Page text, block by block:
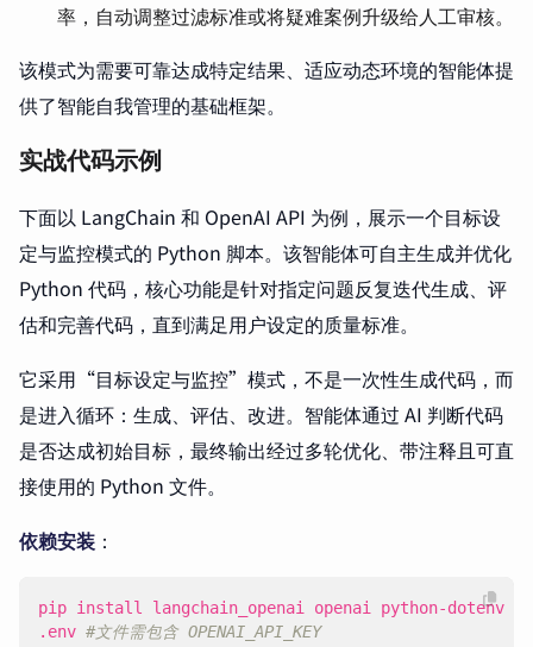
率，自动调整过滤标准或将疑难案例升级给人工审核。
该模式为需要可靠达成特定结果、适应动态环境的智能体提
供了智能自我管理的基础框架。
实战代码示例
下面以 LangChain 和 OpenAI API 为例，展示一个目标设
定与监控模式的 Python 脚本。该智能体可自主生成并优化
Python 代码，核心功能是针对指定问题反复迭代生成、评
估和完善代码，直到满足用户设定的质量标准。
它采用“目标设定与监控”模式，不是一次性生成代码，而
是进入循环：生成、评估、改进。智能体通过 AI 判断代码
是否达成初始目标，最终输出经过多轮优化、带注释且可直
接使用的 Python 文件。
依赖安装 ：
.env #文件需包含 OPENAI_API_KEY